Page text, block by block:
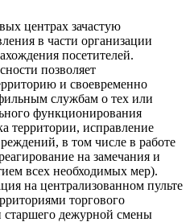
центрах зачастую
в части организации
посетителей.
позволяет
и своевременно
службам о тех или
функционирования
территории, исправление
в том числе в работе
на замечания и
всех необходимых мер).
на централизованном пульте
торгового
старшего дежурной смены